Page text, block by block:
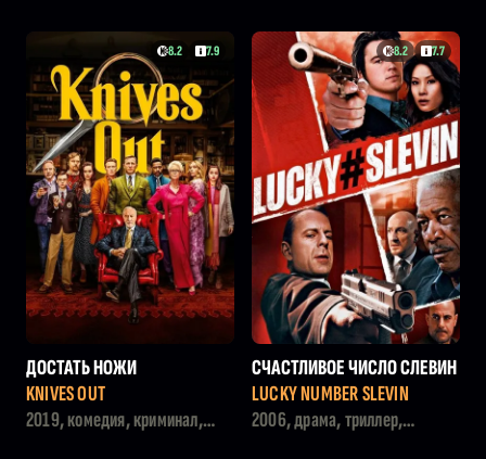
8.2 7.9
ДОСТАТЬ НОЖИ
KNIVES OUT
2019, комедия, криминал,
8.2 7.7
СЧАСТЛИВОЕ ЧИСЛО СЛЕВИН
А
LUCKY NUMBER SLEVIN
2006, драма, триллер,